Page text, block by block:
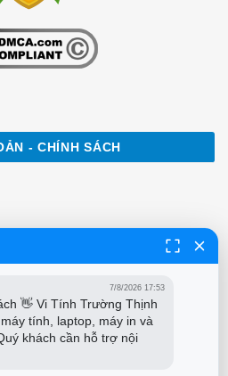
- CHÍNH SÁCH
7/8/2026 17:53
👋 Vi Tính Trường Thịnh
tính, laptop, máy in và
khách cần hỗ trợ nội